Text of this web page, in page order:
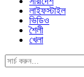
লাইফস্টাইল
ভিডিও
শৈলী
খেলা